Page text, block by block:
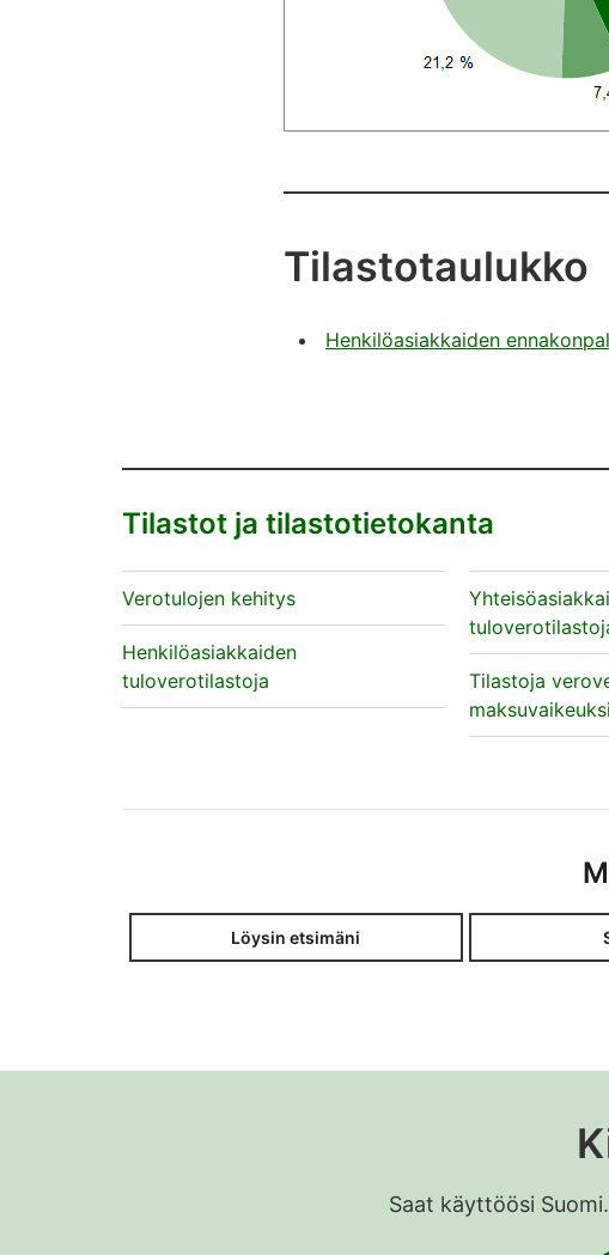
Tilastotaulukko
Henkilöasiakkaiden
Tilastot ja tilastotietokanta
Verotulojen kehitys
Henkilöasiakkaiden
tuloverotilastoja
Tilastoja
Löysin etsimäni
Saat käyttöösi